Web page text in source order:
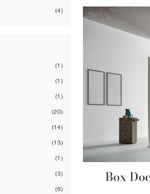
4
1
1
1
20
14
13
1
3
6
Box